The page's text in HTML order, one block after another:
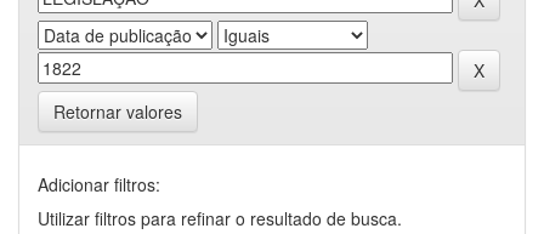
Retornar valores
Adicionar filtros:
Utilizar filtros para refinar o resultado de busca.